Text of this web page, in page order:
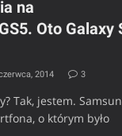
na
Oto Galaxy
2014 3
Tak, jestem.
o którym było